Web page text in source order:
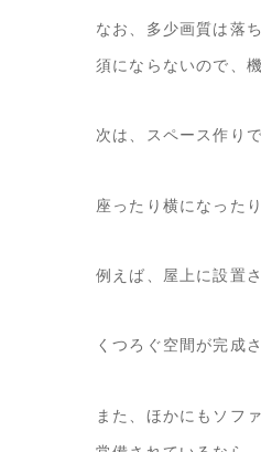
なお、多少画質は落
須にならないので、
次は、スペース作りで
座ったり横になった
例えば、屋上に設置
くつろぐ空間が完成
また、ほかにもソフ